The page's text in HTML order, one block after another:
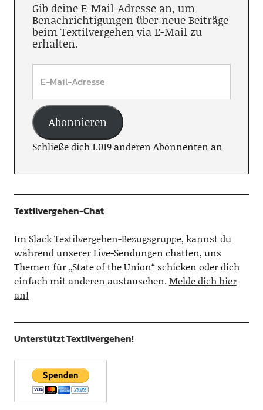
Gib deine E-Mail-Adresse an, um
Benachrichtigungen über neue Beiträge
beim Textilvergehen via E-Mail zu
erhalten.
Abonnieren
Schließe dich 1.019 anderen Abonnenten an
Textilvergehen-Chat
Im Slack Textilvergehen-Bezugsgruppe, kannst du
während unserer Live-Sendungen chatten, uns
Themen für „State of the Union“ schicken oder dich
einfach mit anderen austauschen.Melde dich hier
an!
Unterstützt Textilvergehen!